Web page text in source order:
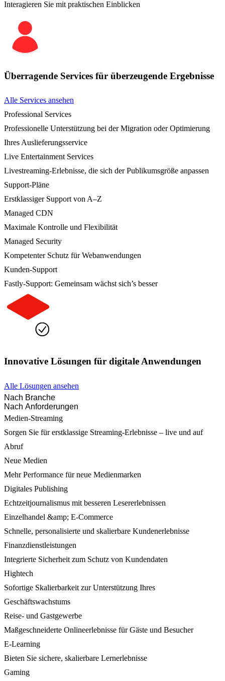
Interagieren Sie mit praktischen Einblicken
Überragende Services für überzeugende Ergebnisse
Alle Services ansehen
Professional Services
Professionelle Unterstützung bei der Migration oder Optimierung
Ihres Auslieferungsservice
Live Entertainment Services
Livestreaming-Erlebnisse, die sich der Publikumsgröße anpassen
Support-Pläne
Erstklassiger Support von A–Z
Managed CDN
Maximale Kontrolle und Flexibilität
Managed Security
Kompetenter Schutz für Webanwendungen
Kunden-Support
Fastly-Support: Gemeinsam wächst sich’s besser
Innovative Lösungen für digitale Anwendungen
Alle Lösungen ansehen
Nach Branche
Nach Anforderungen
Medien-Streaming
Sorgen Sie für erstklassige Streaming-Erlebnisse – live und auf
Abruf
Neue Medien
Mehr Performance für neue Medienmarken
Digitales Publishing
Echtzeitjournalismus mit besseren Lesererlebnissen
Einzelhandel &amp; E-Commerce
Schnelle, personalisierte und skalierbare Kundenerlebnisse
Finanzdienstleistungen
Integrierte Sicherheit zum Schutz von Kundendaten
Hightech
Sofortige Skalierbarkeit zur Unterstützung Ihres
Geschäftswachstums
Reise- und Gastgewerbe
Maßgeschneiderte Onlineerlebnisse für Gäste und Besucher
E-Learning
Bieten Sie sichere, skalierbare Lernerlebnisse
Gaming